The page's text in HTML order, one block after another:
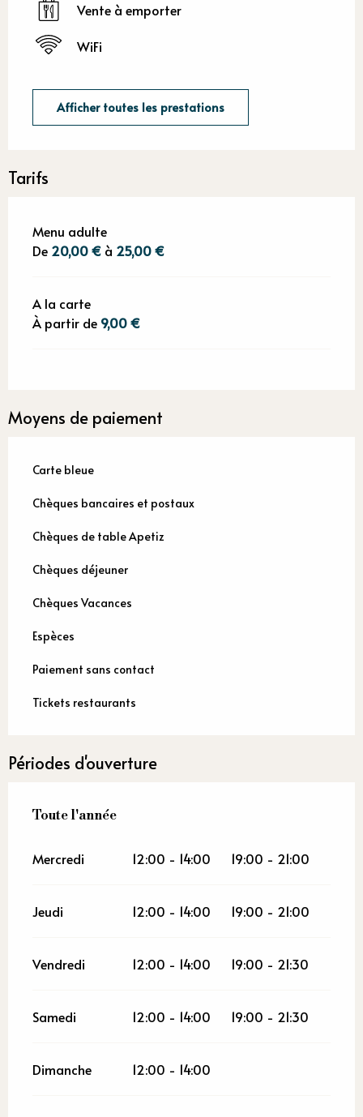
Vente à emporter
WiFi
Afficher toutes les prestations
Tarifs
Menu adulte
De 20,00 € à 25,00 €
A la carte
À partir de 9,00 €
Moyens de paiement
Carte bleue
Chèques bancaires et postaux
Chèques de table Apetiz
Chèques déjeuner
Chèques Vacances
Espèces
Paiement sans contact
Tickets restaurants
Périodes d'ouverture
Toute l'année
Toute l'année
Mercredi 12:00 - 14:00 19:00 - 21:00
Jeudi 12:00 - 14:00 19:00 - 21:00
Vendredi 12:00 - 14:00 19:00 - 21:30
Samedi 12:00 - 14:00 19:00 - 21:30
Dimanche 12:00 - 14:00